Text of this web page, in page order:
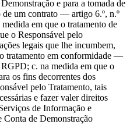
e para a tomada de
de um contrato — artigo 6.º, n.º
em que o tratamento de
o Responsável pelo
legais que lhe incumbem,
tratamento em conformidade —
c. na medida em que o
os fins decorrentes dos
pelo Tratamento, tais
e fazer valer direitos
de Informação e
Conta de Demonstração